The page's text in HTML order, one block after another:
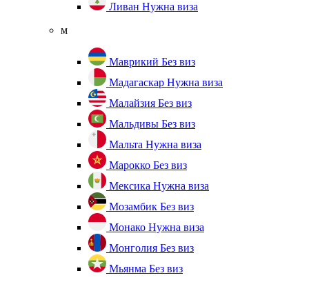
Ливан Нужна виза
м
Маврикий Без виз
Мадагаскар Нужна виза
Малайзия Без виз
Мальдивы Без виз
Мальта Нужна виза
Марокко Без виз
Мексика Нужна виза
Мозамбик Без виз
Монако Нужна виза
Монголия Без виз
Мьянма Без виз